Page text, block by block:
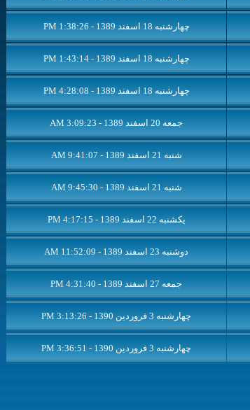
چهار‌شنبه 18 اسفند 1389 - 1:38:26 PM
چهار‌شنبه 18 اسفند 1389 - 1:43:14 PM
چهار‌شنبه 18 اسفند 1389 - 4:28:08 PM
جمعه 20 اسفند 1389 - 3:09:23 AM
شنبه 21 اسفند 1389 - 9:41:07 AM
شنبه 21 اسفند 1389 - 9:45:30 AM
یکشنبه 22 اسفند 1389 - 4:17:15 PM
دوشنبه 23 اسفند 1389 - 11:52:09 AM
جمعه 27 اسفند 1389 - 4:31:40 PM
چهار‌شنبه 3 فروردین 1390 - 3:13:26 PM
چهار‌شنبه 3 فروردین 1390 - 3:36:51 PM